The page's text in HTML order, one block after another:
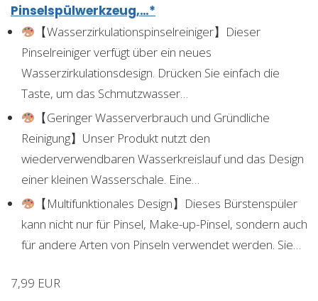
Pinselspülwerkzeug,…*
【Wasserzirkulationspinselreiniger】Dieser
Pinselreiniger verfügt über ein neues
Wasserzirkulationsdesign. Drücken Sie einfach die
Taste, um das Schmutzwasser…
【Geringer Wasserverbrauch und Gründliche
Reinigung】Unser Produkt nutzt den
wiederverwendbaren Wasserkreislauf und das Design
einer kleinen Wasserschale. Eine…
【Multifunktionales Design】Dieses Bürstenspüler
kann nicht nur für Pinsel, Make-up-Pinsel, sondern auch
für andere Arten von Pinseln verwendet werden. Sie…
7,99 EUR